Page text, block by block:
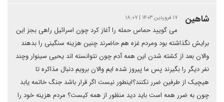
شاهین ۱۷ فروردین ۱۴۰۳ | ۱۸:۰۷
می گویید حماس حمله را آغاز کرد چون اسرائیل راهی بجز این
برایش نگذاشته بود ومردم غزه هم حاضرند چنین هزینه سنگینی را بدهند
والان بعد از کشته شدن این همه آدم چون نتوانسته اند یحیی سینوار وچند
نفر دیگر را بگیرند پس ما پیروز شده ایم والان برویم دنبال مذاکره تا
هیچیک از طرفین ضرر نکنند؟اینطور نیست اگر قرار باشد جنگ خاتمه یابد
چون به ضرر همه است باید دید منظور از همه کیست؟ مردم هزینه خود را